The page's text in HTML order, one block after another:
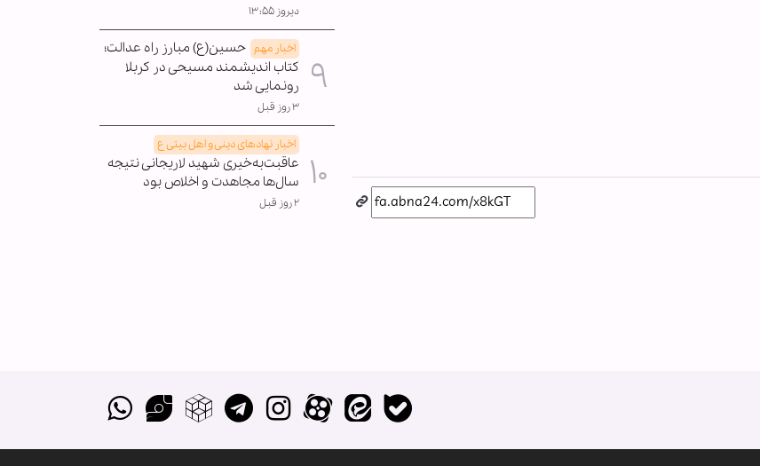
دیروز ۱۳:۵۵
اخبار مهم حسین(ع) مبارز راه عدالت؛
کتاب اندیشمند مسیحی در کربلا
رونمایی شد
۳ روز قبل
اخبار نهادهای دینی و اهل بیتی ع
عاقبت‌به‌خیری شهید لاریجانی نتیجه
سال‌ها مجاهدت و اخلاص بود
۲ روز قبل